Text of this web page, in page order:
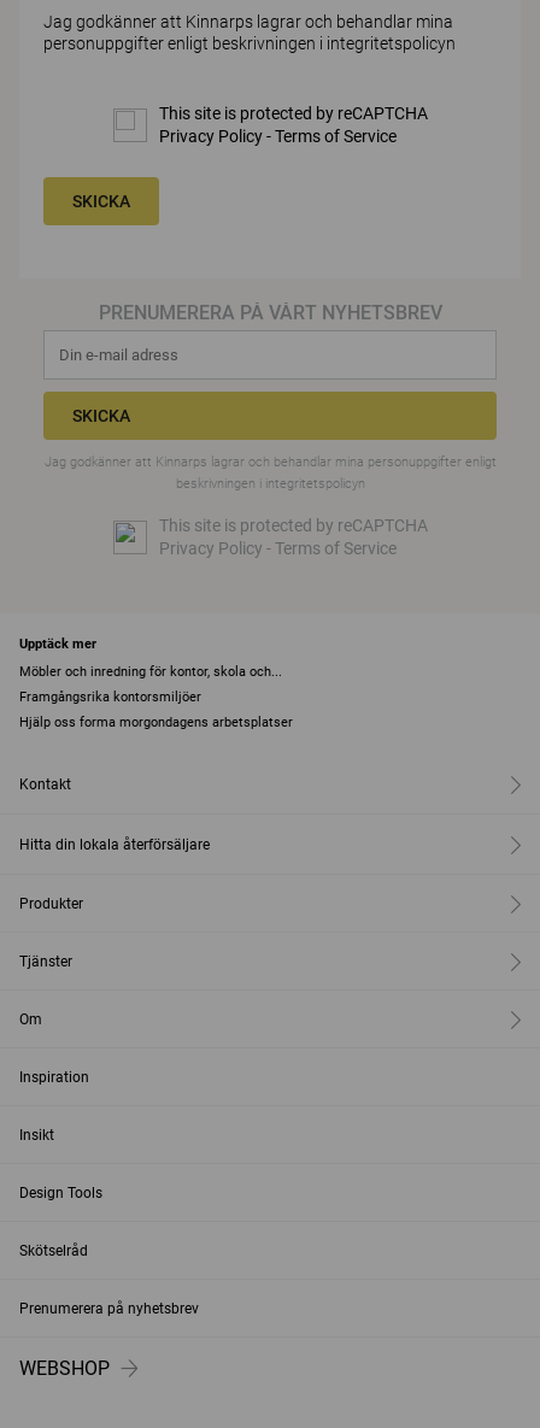
Jag godkänner att Kinnarps lagrar och behandlar mina
personuppgifter enligt beskrivningen i integritetspolicyn
This site is protected by reCAPTCHA
Privacy Policy-Terms of Service
SKICKA
PRENUMERERA PÅ VÅRT NYHETSBREV
SKICKA
Jag godkänner att Kinnarps lagrar och behandlar mina personuppgifter enligt
beskrivningen i integritetspolicyn
This site is protected by reCAPTCHA
Privacy Policy -Terms of Service
Upptäck mer
Möbler och inredning för kontor, skola och...
Framgångsrika kontorsmiljöer
Hjälp oss forma morgondagens arbetsplatser
Kontakt
Hitta din lokala återförsäljare
Produkter
Tjänster
Om
Inspiration
Insikt
Design Tools
Skötselråd
Prenumerera på nyhetsbrev
WEBSHOP